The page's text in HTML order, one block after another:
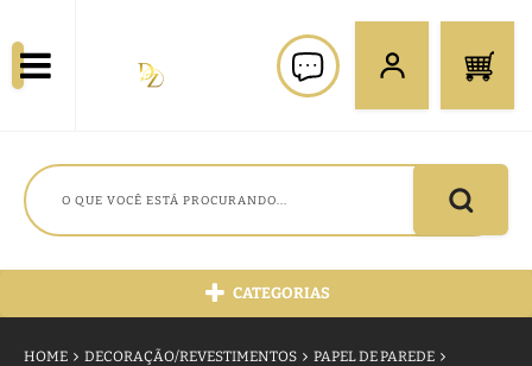
CATEGORIAS
HOME DECORAÇÃO/REVESTIMENTOS
PAPEL DE PAREDE